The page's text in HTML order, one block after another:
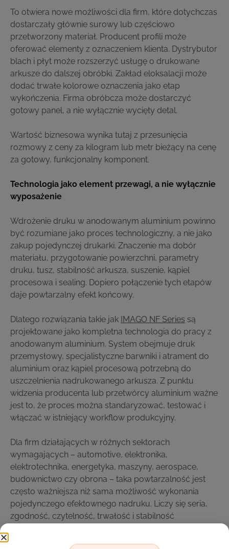
To otwiera nowe możliwości dla firm, które dotychczas
dostarczały głównie surowy lub częściowo
przetworzony materiał. Producent profili może
oferować elementy z oznaczeniem klienta. Dystrybutor
blach i płyt może rozszerzyć usługę o drukowane
arkusze do dalszej obróbki. Zakład eloksalacji może
dodać trwałe kolorowe oznaczenia jako etap
wykończenia. Firma obróbcza może dostarczyć
gotowy panel, a nie wyłącznie wycięty detal.
Wartość biznesowa wynika tutaj z przesunięcia
rozmowy z ceny za kilogram lub metr bieżący na cenę
za gotowy, funkcjonalny komponent.
Technologia jako element przewagi, a nie wyłącznie
wyposażenie
Wdrożenie druku w anodowanym aluminium powinno
być rozumiane jako proces technologiczny, a nie jako
zakup pojedynczej drukarki. Znaczenie ma dobór
materiału, przygotowanie powierzchni, parametry
druku, tusz, stabilność arkusza, suszenie, kąpiel
procesowa i sealing. Dopiero połączenie tych etapów
daje powtarzalny efekt końcowy.
Dlatego rozwiązania takie jak IMAGO NF Series są
projektowane jako kompletna technologia do pracy z
anodowanym aluminium. System obejmuje druk
przemysłowy, specjalistyczne barwniki i atrament do
aluminium oraz kąpiel procesową potrzebną do
uszczelnienia nadrukowanego arkusza. Z punktu
widzenia producenta lub przetwórcy aluminium ważne
jest to, że proces można standaryzować, testować i
włączać w istniejący workflow produkcyjny.
Dla firm działających w różnych sektorach
wymagających – automotive, elektronika,
elektrotechnika, energetyka, maszyny, aerospace,
budownictwo czy obrona – taka powtarzalność jest
często ważniejsza niż sama możliwość wykonania
pojedynczego efektownego nadruku. Liczy się seria,
zgodność, czytelność, trwałość i stabilność